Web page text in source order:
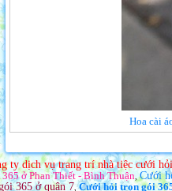
Hoa cài
ty dịch vụ trang trí nhà tiệc cưới
ở Phan Thiết - Bình Thuận ,Cưới
365 ở quận 7 ,Cưới hỏi trọn gói